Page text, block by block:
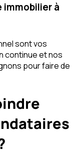
à
sont vos
continue et nos
pour faire de